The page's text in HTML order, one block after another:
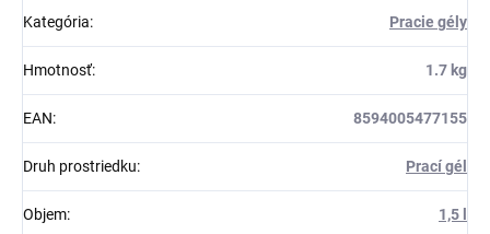
Kategória: Pracie gély
Hmotnosť: 1.7 kg
EAN: 8594005477155
Druh prostriedku: Prací gél
Objem: 1,5 l